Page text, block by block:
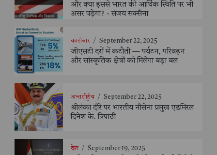
और क्या इससे भारत की आर्थिक स्थिति पर भी
असर पड़ेगा? - संजय सक्सैना
कारोबार / September 22, 2025
जीएसटी दरों में कटौती — पर्यटन, परिवहन
और सांस्कृतिक क्षेत्रों को मिलेगा बड़ा बल
अन्तर्राष्ट्रीय / September 22, 2025
श्रीलंका दौरे पर भारतीय नौसेना प्रमुख एडमिरल
दिनेश के. त्रिपाठी
देश / September 19, 2025